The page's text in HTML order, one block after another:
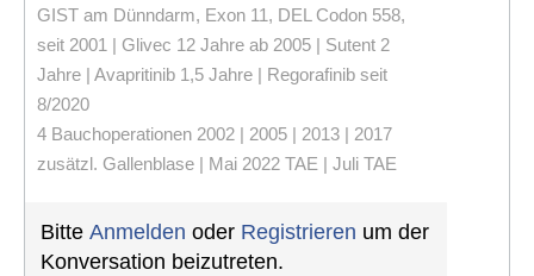
GIST am Dünndarm, Exon 11, DEL Codon 558,
seit 2001 | Glivec 12 Jahre ab 2005 | Sutent 2
Jahre | Avapritinib 1,5 Jahre | Regorafinib seit
8/2020
4 Bauchoperationen 2002 | 2005 | 2013 | 2017
zusätzl. Gallenblase | Mai 2022 TAE | Juli TAE
Bitte Anmelden oder Registrieren um der
Konversation beizutreten.